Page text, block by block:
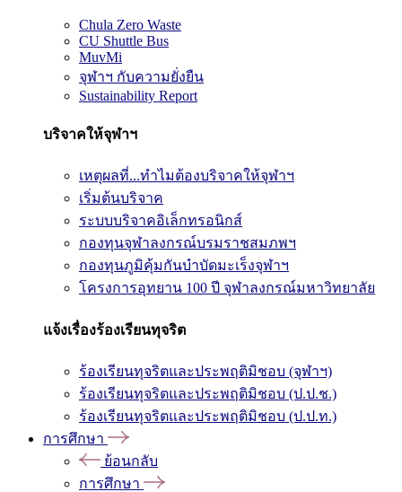
Chula Zero Waste
CU Shuttle Bus
MuvMi
จุฬาฯ กับความยั่งยืน
Sustainability Report
บริจาคให้จุฬาฯ
เหตุผลที่...ทำไมต้องบริจาคให้จุฬาฯ
เริ่มต้นบริจาค
ระบบบริจาคอิเล็กทรอนิกส์
กองทุนจุฬาลงกรณ์บรมราชสมภพฯ
กองทุนภูมิคุ้มกันบำบัดมะเร็งจุฬาฯ
โครงการอุทยาน 100 ปี จุฬาลงกรณ์มหาวิทยาลัย
แจ้งเรื่องร้องเรียนทุจริต
ร้องเรียนทุจริตและประพฤติมิชอบ (จุฬาฯ)
ร้องเรียนทุจริตและประพฤติมิชอบ (ป.ป.ช.)
ร้องเรียนทุจริตและประพฤติมิชอบ (ป.ป.ท.)
การศึกษา
ย้อนกลับ
การศึกษา